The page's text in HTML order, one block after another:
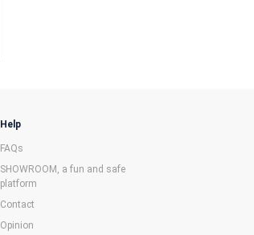
Help
FAQs
SHOWROOM, a fun and safe
platform
Contact
Opinion